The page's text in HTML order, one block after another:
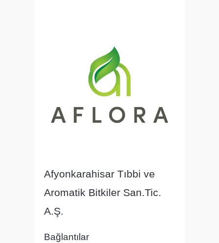
Afyonkarahisar Tıbbi ve
Aromatik Bitkiler San.Tic.
A.Ş.
Bağlantılar